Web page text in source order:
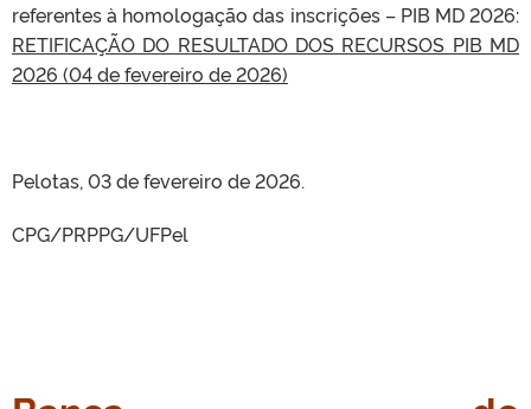
referentes à homologação das inscrições – PIB MD 2026:
RETIFICAÇÃO DO RESULTADO DOS RECURSOS PIB MD
2026 (04 de fevereiro de 2026)
Pelotas, 03 de fevereiro de 2026.
CPG/PRPPG/UFPel